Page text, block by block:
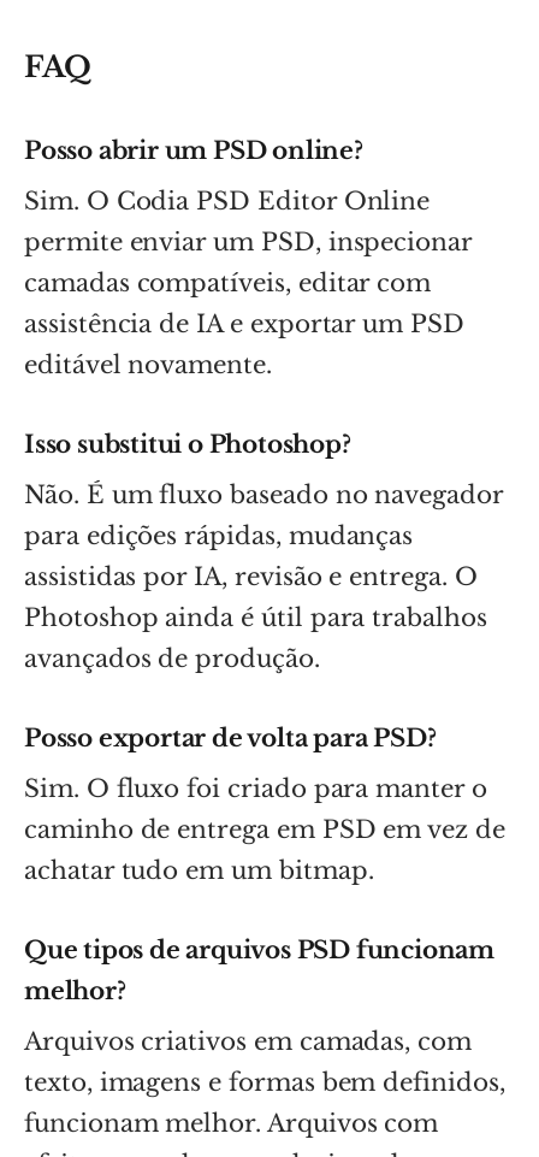
FAQ
Posso abrir um PSD online?
Sim. O Codia PSD Editor Online
permite enviar um PSD, inspecionar
camadas compatíveis, editar com
assistência de IA e exportar um PSD
editável novamente.
Isso substitui o Photoshop?
Não. É um fluxo baseado no navegador
para edições rápidas, mudanças
assistidas por IA, revisão e entrega. O
Photoshop ainda é útil para trabalhos
avançados de produção.
Posso exportar de volta para PSD?
Sim. O fluxo foi criado para manter o
caminho de entrega em PSD em vez de
achatar tudo em um bitmap.
Que tipos de arquivos PSD funcionam
melhor?
Arquivos criativos em camadas, com
texto, imagens e formas bem definidos,
funcionam melhor. Arquivos com